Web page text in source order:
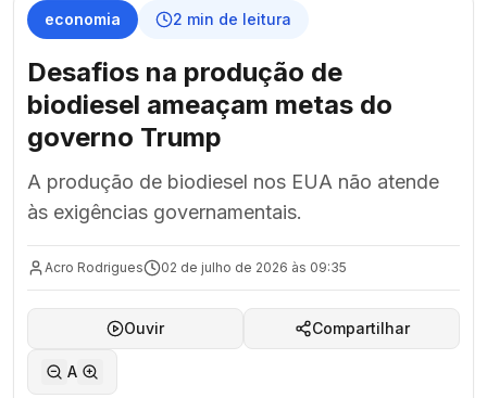
economia 2 min de leitura
Desafios na produção de
biodiesel ameaçam metas do
governo Trump
A produção de biodiesel nos EUA não atende
às exigências governamentais.
Acro Rodrigues 02 de julho de 2026 às 09:35
Ouvir Compartilhar
A